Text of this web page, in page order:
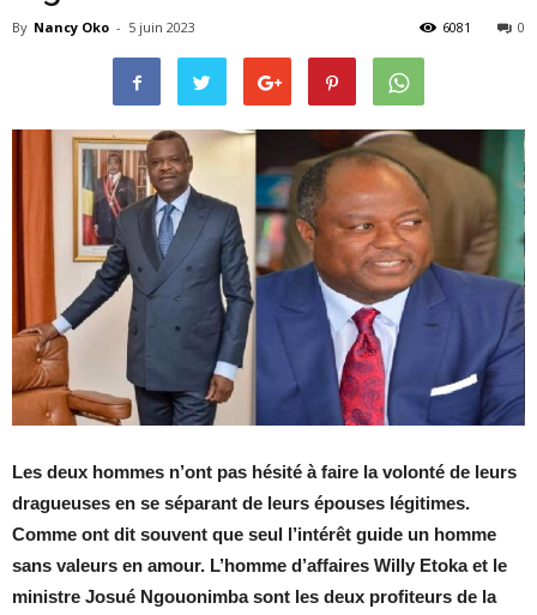
By Nancy Oko - 5 juin 2023 0
6081
Les deux hommes n’ont pas hésité à faire la volonté de leurs
dragueuses en se séparant de leurs épouses légitimes.
Comme ont dit souvent que seul l’intérêt guide un homme
sans valeurs en amour. L’homme d’affaires Willy Etoka et le
ministre Josué Ngouonimba sont les deux profiteurs de la